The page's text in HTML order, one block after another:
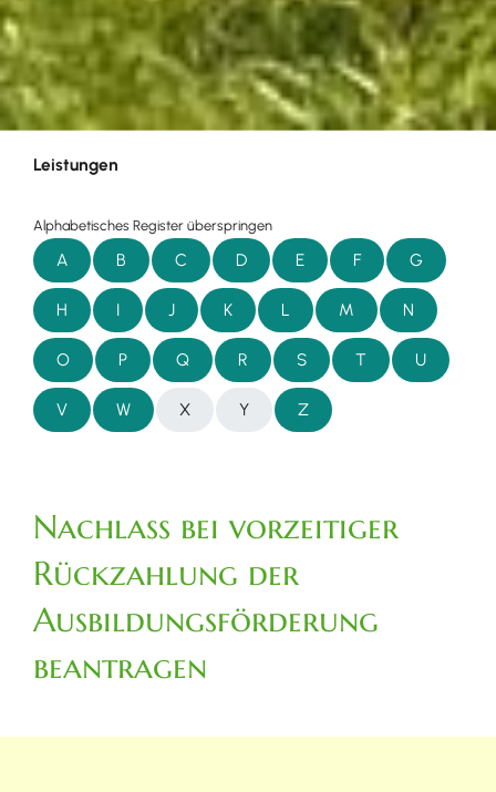
Leistungen
Alphabetisches Register überspringen
A B C D E F G
H I J K L M N
O P Q R S T U
V W X Y Z
Nachlass bei vorzeitiger
Rückzahlung der
Ausbildungsförderung
beantragen